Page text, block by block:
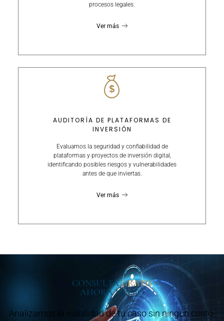
procesos legales.
Ver más
AUDITORÍA DE PLATAFORMAS DE
INVERSIÓN
Evaluamos la seguridad y confiabilidad de
plataformas y proyectos de inversión digital,
identificando posibles riesgos y vulnerabilidades
antes de que inviertas.
Ver más
CONSULTAGRATIS
AHORA MISMO
Analizamos la viabilidad de tu caso sin ningún costo.